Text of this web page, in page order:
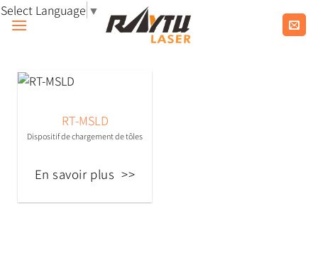
Select Language ▼
Passer
RT-MSLD
Dispositif de chargement de tôles
En savoir plus